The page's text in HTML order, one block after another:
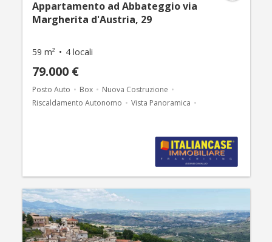
Appartamento ad Abbateggio via
Margherita d'Austria, 29
59 m² 4 locali
79.000 €
Posto Auto Box
Nuova Costruzione
Riscaldamento Autonomo
Vista Panoramica